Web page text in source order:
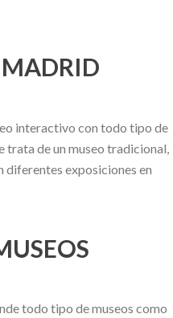
interactivo con todo tipo de
de un museo tradicional,
diferentes exposiciones en
todo tipo de museos como